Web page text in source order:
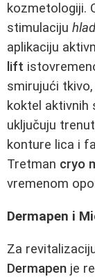
kozmetologiji.
stimulaciju
aplikaciju
lift
smirujući
koktel aktivnih
uključuju
konture lica i
Tretman cryo
vremenom
Dermapen i
Za
Dermapen je